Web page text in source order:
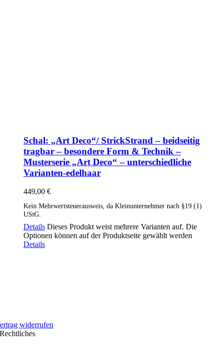
Schal: „Art Deco“/ StrickStrand – beidseitig
tragbar – besondere Form & Technik –
Musterserie „Art Deco“ – unterschiedliche
Varianten-edelhaar
449,00 €
Kein Mehrwertsteuerausweis, da Kleinunternehmer nach §19 (1)
UStG.
Details Dieses Produkt weist mehrere Varianten auf. Die
Optionen können auf der Produktseite gewählt werden
Details
widerrufen
Rechtliches